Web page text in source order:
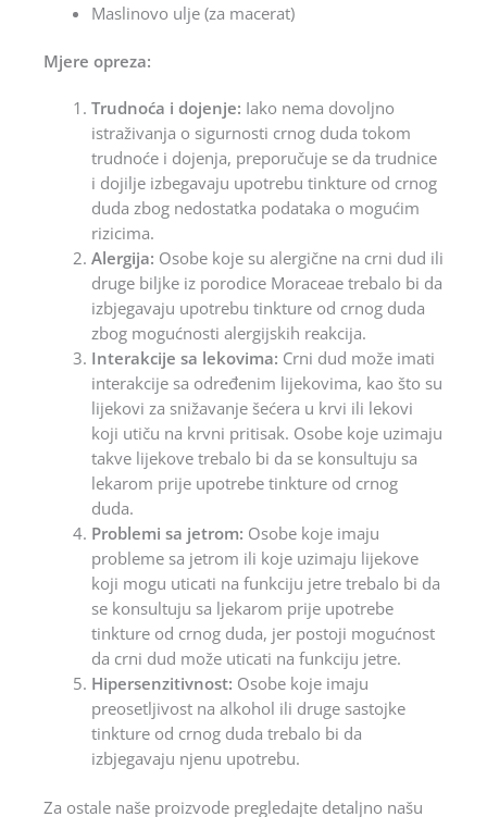
Maslinovo ulje (za macerat)
Mjere opreza:
Trudnoća i dojenje: Iako nema dovoljno
istraživanja o sigurnosti crnog duda tokom
trudnoće i dojenja, preporučuje se da trudnice
i dojilje izbegavaju upotrebu tinkture od crnog
duda zbog nedostatka podataka o mogućim
rizicima.
Alergija: Osobe koje su alergične na crni dud ili
druge biljke iz porodice Moraceae trebalo bi da
izbjegavaju upotrebu tinkture od crnog duda
zbog mogućnosti alergijskih reakcija.
Interakcije sa lekovima: Crni dud može imati
interakcije sa određenim lijekovima, kao što su
lijekovi za snižavanje šećera u krvi ili lekovi
koji utiču na krvni pritisak. Osobe koje uzimaju
takve lijekove trebalo bi da se konsultuju sa
lekarom prije upotrebe tinkture od crnog
duda.
Problemi sa jetrom: Osobe koje imaju
probleme sa jetrom ili koje uzimaju lijekove
koji mogu uticati na funkciju jetre trebalo bi da
se konsultuju sa ljekarom prije upotrebe
tinkture od crnog duda, jer postoji mogućnost
da crni dud može uticati na funkciju jetre.
Hipersenzitivnost: Osobe koje imaju
preosetljivost na alkohol ili druge sastojke
tinkture od crnog duda trebalo bi da
izbjegavaju njenu upotrebu.
Za ostale naše proizvode pregledajte detaljno našu